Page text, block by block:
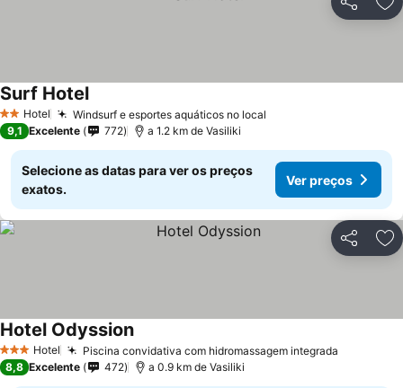
Partilhar
2 Estrelas
Hotel Windsurf e esportes aquáticos no local
Surf Hotel
9,1 Excelente 772 a 1.2 km de Vasiliki
Selecione as datas para ver os preços
exatos.
Ver preços
Partilhar
3 EstrelasHotel Piscina convidativa com hidromassagem integrada
Hotel Odyssion
8,8 Excelente 472 a 0.9 km de Vasiliki